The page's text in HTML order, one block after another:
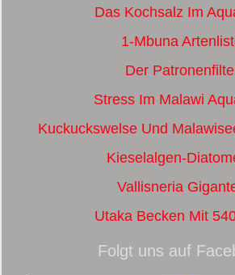
Das Kochsalz Im
1-Mbuna
Der
Stress Im Malawi
Kuckuckswelse Und
Kieselalgen-
Vallisneria
Utaka Becken Mit
Folgt uns auf